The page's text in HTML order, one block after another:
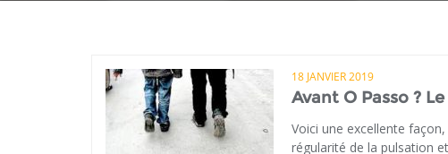
18 JANVIER 2019
Avant O Passo ?
Voici une excellente
régularité de la pulsation